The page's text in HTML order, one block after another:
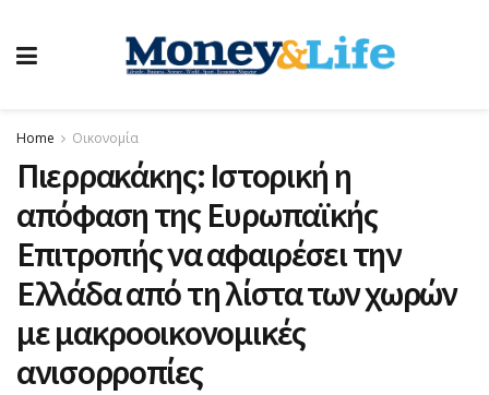
Home Οικονομία
Πιερρακάκης: Ιστορική η
απόφαση της Ευρωπαϊκής
Επιτροπής να αφαιρέσει την
Ελλάδα από τη λίστα των χωρών
με μακροοικονομικές
ανισορροπίες